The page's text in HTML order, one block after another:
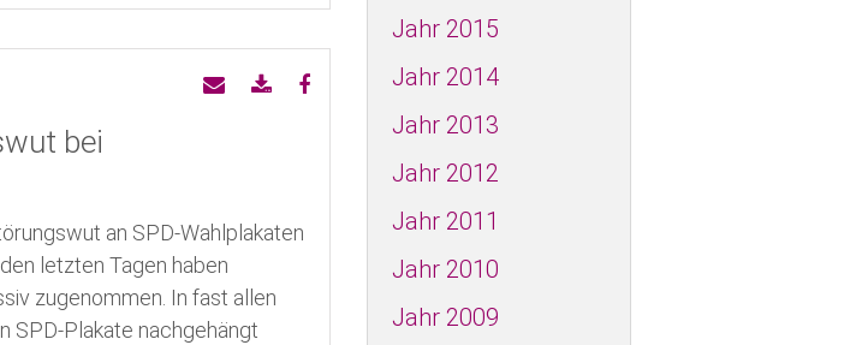
bei
an SPD-Wahlplakaten
letzten Tagen haben
zugenommen. In fast allen
SPD-Plakate nachgehängt
Jahr 2015
Jahr 2014
Jahr 2013
Jahr 2012
Jahr 2011
Jahr 2010
Jahr 2009